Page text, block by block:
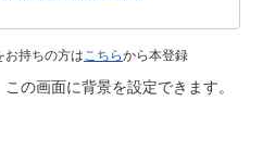
お持ちの方はこちらから本登録
の画面に背景を設定できます。